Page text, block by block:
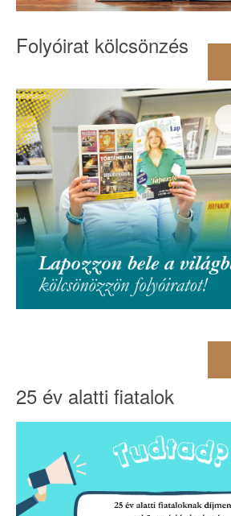
Folyóirat kölcsönzés
25 év alatti fiatalok